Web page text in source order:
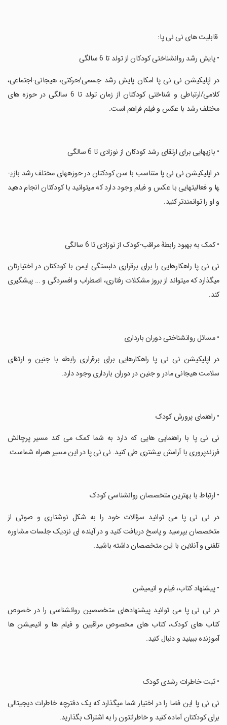
‏ قابلیت های نی نی پا:
‏• پایش رشد روانشناختی کودکان از تولد تا 6 سالگی
‏در اپلیکیشن نی نی ­پا امکان پایش رشد جسمی/حرکتی، هیجانی-اجتماعی،
کلامی/ارتباطی و شناختی کودکتان از زمان تولد تا 6 سالگی در حوزه ­های
مختلف رشد با عکس و فیلم فراهم است.
‏• بازی­هایی برای ارتقای رشد کودکان از نوزادی تا 6 سالگی
‏در اپلیکیشن نی ­نی ­پا متناسب با سن کودکتان در حوزه­های مختلف رشد بازی­
ها و فعالیت­هایی با عکس و فیلم وجود دارد که می­توانید با کودکتان انجام دهید
و او را توانمندتر کنید.
‏• کمک به بهبود رابطۀ مراقب-کودک از نوزادی تا 6 سالگی
‏نی ­نی ­پا راهکارهایی را برای برقراری دلبستگی ایمن با کودکتان در اختیارتان
می­گذارد که میتواند از بروز مشکلات رفتاری، اضطراب و افسردگی و ... پیشگیری
کند.
‏• مسائل روانشناختی دوران بارداری
‏در اپلیکیشن­ نی ­نی ­پا راهکارهایی برای برقراری رابطه با جنین و ارتقای
سلامت هیجانی مادر و جنین در دوران بارداری وجود دارد.
‏• راهنمای پرورش کودک
‏نی نی پا با راهنمایی هایی که دارد به شما کمک می کند مسیر پرچالش
فرزندپروری با آرامش بیشتری طی کنید. نی نی پا در این مسیر همراه شماست.
‏• ارتباط با بهترین متخصصان روانشناسی کودک
‏در نی نی پا می توانید سؤالات خود را به شکل نوشتاری و صوتی از
متخصصان بپرسید و پاسخ دریافت کنید و در آینده ای نزدیک جلسات مشاوره
تلفنی و آنلاین با این متخصصان داشته باشید.
‏• پیشنهاد کتاب، فیلم و انیمیشن
‏در نی نی پا می توانید پیشنهادهای متخصصین روانشناسی را در خصوص
کتاب های کودک، کتاب های مخصوص مراقبین و فیلم ها و انیمیشن ها
آموزنده ببینید و دنبال کنید.
‏• ثبت خاطرات رشدی کودک
‏نی­ نی ­پا این فضا را در اختیار شما می­گذارد که یک دفترچه خاطرات دیجیتالی
برای کودکتان آماده کنید و خاطراتتون را به اشتراک بگذارید.